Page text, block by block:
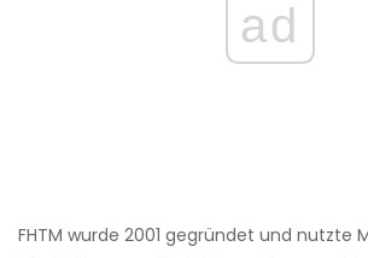
ad
FHTM wurde 2001 gegründet und nutzte